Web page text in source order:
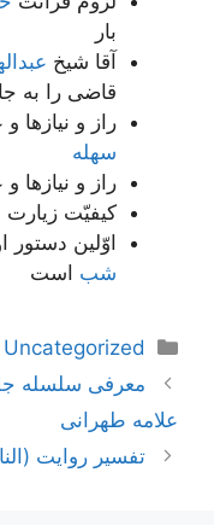
بار
آقا شیخ
قاضی را به
راز و نیاز‌ها
سهله
راز و نیاز‌ها و
کیفیّت
اوّلین دستور
شب است
دسته‌ها
Uncategorized
ناوبری
نوشته‌ها
معرفی سلسله
علامه طهرانی
تفسير روايت